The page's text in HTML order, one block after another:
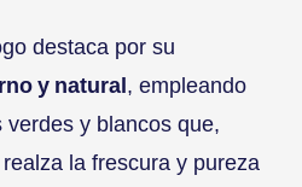
destaca por su
y natural, empleando
y blancos que,
la frescura y pureza